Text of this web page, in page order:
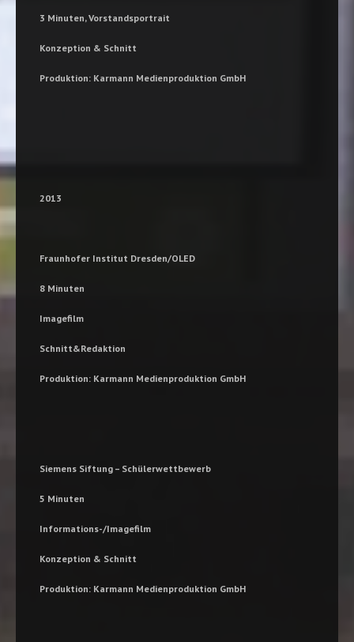
3 Minuten, Vorstandsportrait
Konzeption & Schnitt
Produktion: Karmann Medienproduktion GmbH
2013
Fraunhofer Institut Dresden/OLED
8 Minuten
Imagefilm
Schnitt&Redaktion
Produktion: Karmann Medienproduktion GmbH
Siemens Siftung – Schülerwettbewerb
5 Minuten
Informations-/Imagefilm
Konzeption & Schnitt
Produktion: Karmann Medienproduktion GmbH